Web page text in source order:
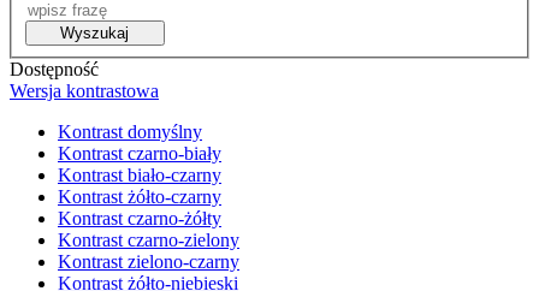
Wyszukaj
Dostępność
Wersja kontrastowa
Kontrast domyślny
Kontrast czarno-biały
Kontrast biało-czarny
Kontrast żółto-czarny
Kontrast czarno-żółty
Kontrast czarno-zielony
Kontrast zielono-czarny
Kontrast żółto-niebieski